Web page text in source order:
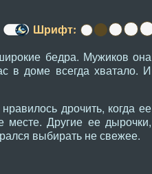
Шрифт:
бедра. Мужиков она
в доме всегда хватало. И
дрочить, когда ее
Другие ее дырочки,
выбирать не свежее.